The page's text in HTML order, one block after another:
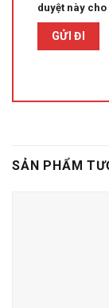
duyệt này
SẢN PHẨM